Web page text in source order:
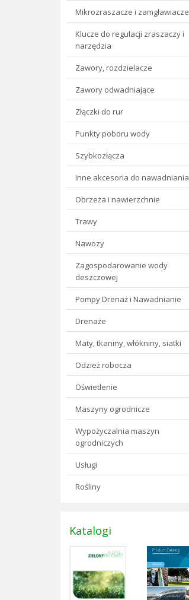
Mikrozraszacze i zamgławiacze
Klucze do regulacji zraszaczy i
narzędzia
Zawory, rozdzielacze
Zawory odwadniające
Złączki do rur
Punkty poboru wody
Szybkozłącza
Inne akcesoria do nawadniania
Obrzeża i nawierzchnie
Trawy
Nawozy
Zagospodarowanie wody
deszczowej
Pompy Drenaż i Nawadnianie
Drenaże
Maty, tkaniny, włókniny, siatki
Odzież robocza
Oświetlenie
Maszyny ogrodnicze
Wypożyczalnia maszyn
ogrodniczych
Usługi
Rośliny
Katalogi